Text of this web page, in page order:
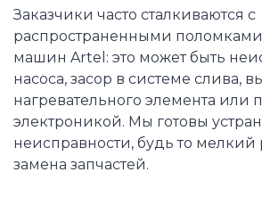
Заказчики часто сталкиваются с
распространенными
машин Artel: это может быть
насоса, засор в системе слива,
нагревательного элемента или
электроникой. Мы готовы
неисправности, будь то мелкий
замена запчастей.